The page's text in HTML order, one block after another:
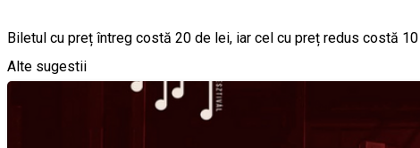
Biletul cu preț întreg costă 20 de lei, iar cel cu preț redus costă
Alte sugestii